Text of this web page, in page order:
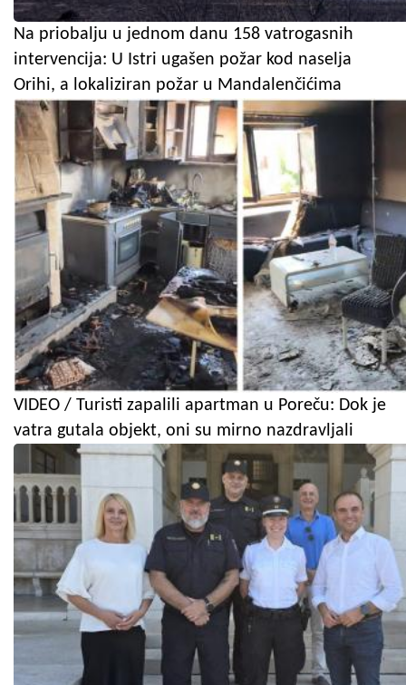
Na priobalju u jednom danu 158 vatrogasnih
intervencija: U Istri ugašen požar kod naselja
Orihi, a lokaliziran požar u Mandalenčićima
VIDEO / Turisti zapalili apartman u Poreču: Dok je
vatra gutala objekt, oni su mirno nazdravljali